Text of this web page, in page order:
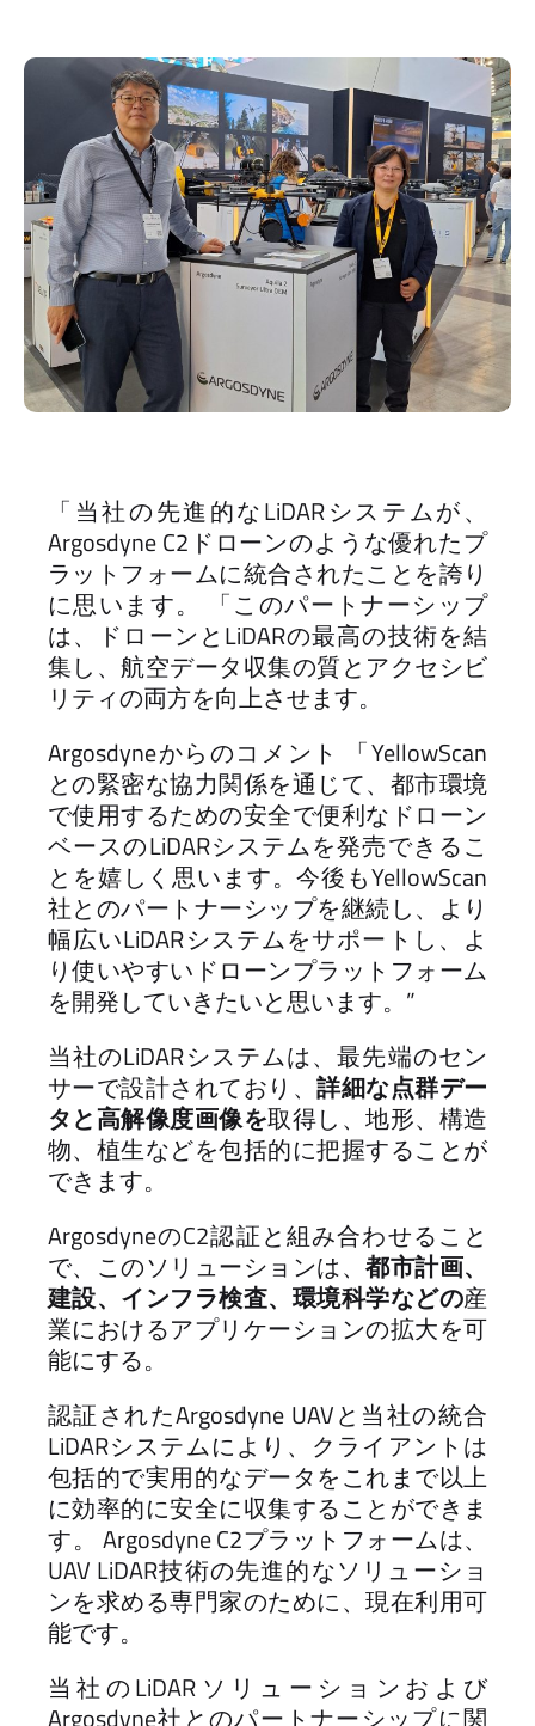
「当社の先進的なLiDARシステムが、
Argosdyne C2ドローンのような優れたプ
ラットフォームに統合されたことを誇り
に思います。 「このパートナーシップ
は、ドローンとLiDARの最高の技術を結
集し、航空データ収集の質とアクセシビ
リティの両方を向上させます。
Argosdyneからのコメント 「YellowScan
との緊密な協力関係を通じて、都市環境
で使用するための安全で便利なドローン
ベースのLiDARシステムを発売できるこ
とを嬉しく思います。今後もYellowScan
社とのパートナーシップを継続し、より
幅広いLiDARシステムをサポートし、よ
り使いやすいドローンプラットフォーム
を開発していきたいと思います。”
当社のLiDARシステムは、最先端のセン
サーで設計されており、詳細な点群デー
タと高解像度画像を取得し、地形、構造
物、植生などを包括的に把握することが
できます。
ArgosdyneのC2認証と組み合わせること
で、このソリューションは、都市計画、
建設、インフラ検査、環境科学などの産
業におけるアプリケーションの拡大を可
能にする。
認証されたArgosdyne UAVと当社の統合
LiDARシステムにより、クライアントは
包括的で実用的なデータをこれまで以上
に効率的に安全に収集することができま
す。 Argosdyne C2プラットフォームは、
UAV LiDAR技術の先進的なソリューショ
ンを求める専門家のために、現在利用可
能です。
当社のLiDARソリューションおよび
Argosdyne社とのパートナーシップに関